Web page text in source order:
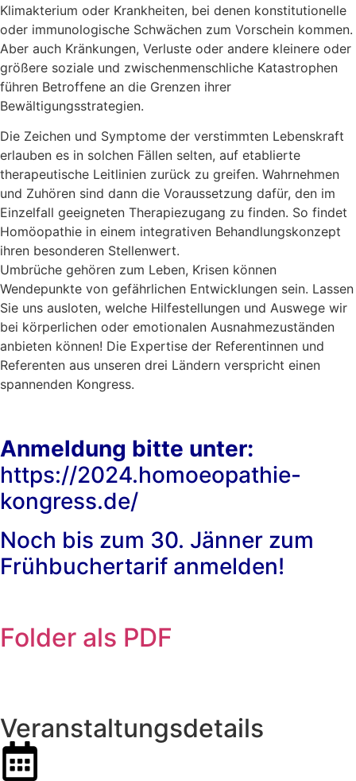
Klimakterium oder Krankheiten, bei denen konstitutionelle
oder immunologische Schwächen zum Vorschein kommen.
Aber auch Kränkungen, Verluste oder andere kleinere oder
größere soziale und zwischenmenschliche Katastrophen
führen Betroffene an die Grenzen ihrer
Bewältigungsstrategien.
Die Zeichen und Symptome der verstimmten Lebenskraft
erlauben es in solchen Fällen selten, auf etablierte
therapeutische Leitlinien zurück zu greifen. Wahrnehmen
und Zuhören sind dann die Voraussetzung dafür, den im
Einzelfall geeigneten Therapiezugang zu finden. So findet
Homöopathie in einem integrativen Behandlungskonzept
ihren besonderen Stellenwert.
Umbrüche gehören zum Leben, Krisen können
Wendepunkte von gefährlichen Entwicklungen sein. Lassen
Sie uns ausloten, welche Hilfestellungen und Auswege wir
bei körperlichen oder emotionalen Ausnahmezuständen
anbieten können! Die Expertise der Referentinnen und
Referenten aus unseren drei Ländern verspricht einen
spannenden Kongress.
Anmeldung bitte unter:
https://2024.homoeopathie-
kongress.de/
Noch bis zum 30. Jänner zum
Frühbuchertarif anmelden!
Folder als PDF
Veranstaltungsdetails